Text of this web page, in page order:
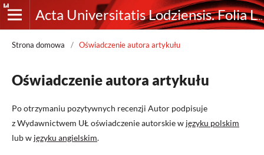
Acta Universitatis Lodziensis. Folia Librorum
Strona domowa / Oświadczenie autora artykułu
Oświadczenie autora artykułu
Po otrzymaniu pozytywnych recenzji Autor podpisuje
z Wydawnictwem UŁ oświadczenie autorskie w języku polskim
lub w języku angielskim.